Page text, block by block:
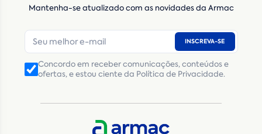
Mantenha-se atualizado com as novidades da Armac
INSCREVA-SE
Concordo em receber comunicações, conteúdos e
ofertas, e estou ciente da Política de Privacidade.
E-mail*
Número de telefone
CNPJ Inscrição Estadual(Produtor Rural)
CNPJ da empresa/ CPF - Produtor rural*